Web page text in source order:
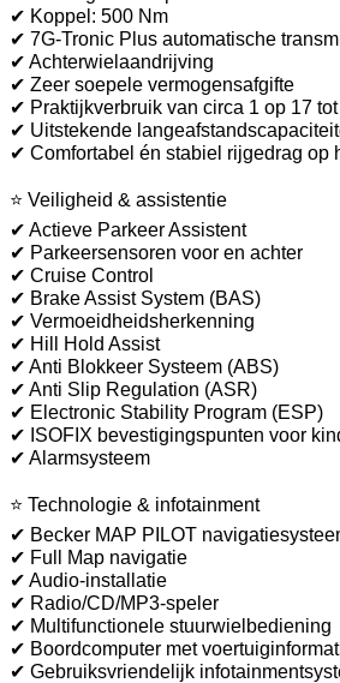
✔ Koppel: 500 Nm
✔ 7G-Tronic Plus automatische
✔ Achterwielaandrijving
✔ Zeer soepele vermogensafgifte
✔ Praktijkverbruik van circa 1 op 17
✔ Uitstekende
✔ Comfortabel én stabiel rijgedrag op
⭐ Veiligheid & assistentie
✔ Actieve Parkeer Assistent
✔ Parkeersensoren voor en achter
✔ Cruise Control
✔ Brake Assist System (BAS)
✔ Vermoeidheidsherkenning
✔ Hill Hold Assist
✔ Anti Blokkeer Systeem (ABS)
✔ Anti Slip Regulation (ASR)
✔ Electronic Stability Program (ESP)
✔ ISOFIX bevestigingspunten voor
✔ Alarmsysteem
⭐ Technologie & infotainment
✔ Becker MAP PILOT
✔ Full Map navigatie
✔ Audio-installatie
✔ Radio/CD/MP3-speler
✔ Multifunctionele stuurwielbediening
✔ Boordcomputer met
✔ Gebruiksvriendelijk